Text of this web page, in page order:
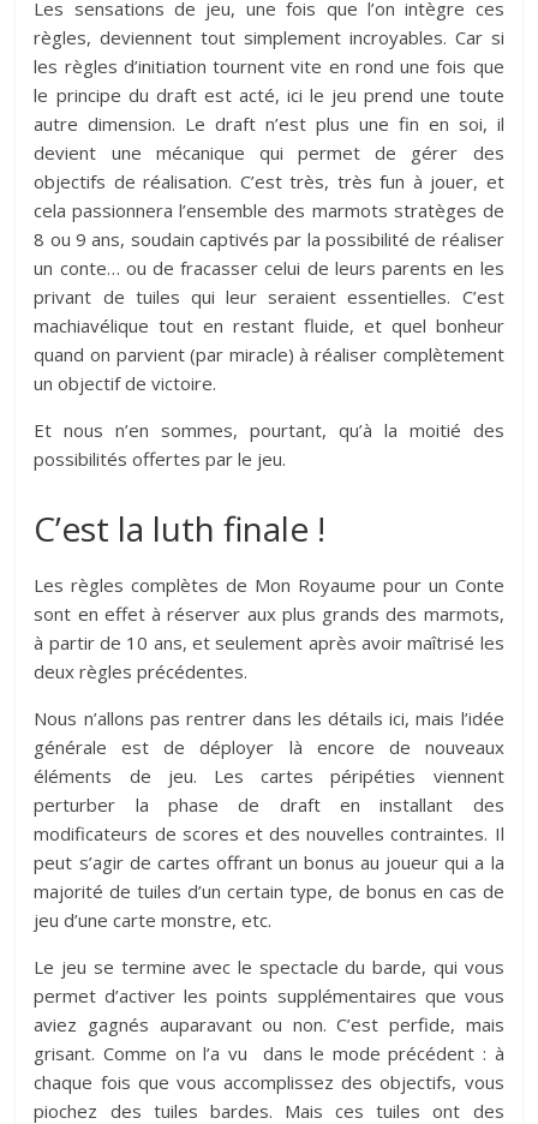
Les sensations de jeu, une fois que l’on intègre ces
règles, deviennent tout simplement incroyables. Car si
les règles d’initiation tournent vite en rond une fois que
le principe du draft est acté, ici le jeu prend une toute
autre dimension. Le draft n’est plus une fin en soi, il
devient une mécanique qui permet de gérer des
objectifs de réalisation. C’est très, très fun à jouer, et
cela passionnera l’ensemble des marmots stratèges de
8 ou 9 ans, soudain captivés par la possibilité de réaliser
un conte… ou de fracasser celui de leurs parents en les
privant de tuiles qui leur seraient essentielles. C’est
machiavélique tout en restant fluide, et quel bonheur
quand on parvient (par miracle) à réaliser complètement
un objectif de victoire.
Et nous n’en sommes, pourtant, qu’à la moitié des
possibilités offertes par le jeu.
C’est la luth finale !
Les règles complètes de Mon Royaume pour un Conte
sont en effet à réserver aux plus grands des marmots,
à partir de 10 ans, et seulement après avoir maîtrisé les
deux règles précédentes.
Nous n’allons pas rentrer dans les détails ici, mais l’idée
générale est de déployer là encore de nouveaux
éléments de jeu. Les cartes péripéties viennent
perturber la phase de draft en installant des
modificateurs de scores et des nouvelles contraintes. Il
peut s’agir de cartes offrant un bonus au joueur qui a la
majorité de tuiles d’un certain type, de bonus en cas de
jeu d’une carte monstre, etc.
Le jeu se termine avec le spectacle du barde, qui vous
permet d’activer les points supplémentaires que vous
aviez gagnés auparavant ou non. C’est perfide, mais
grisant. Comme on l’a vu dans le mode précédent : à
chaque fois que vous accomplissez des objectifs, vous
piochez des tuiles bardes. Mais ces tuiles ont des